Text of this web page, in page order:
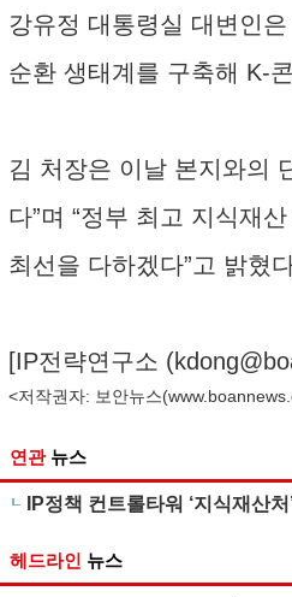
강유정 대통령실 대변인
순환 생태계를 구축해 K-
김 처장은 이날 본지와의
다”며 “정부 최고 지식재
최선을 다하겠다”고 밝혔
[IP전략연구소 (
<저작권자: 보안뉴스(
연관 뉴스
IP정책 컨트롤타워 ‘지식재산
헤드라인 뉴스